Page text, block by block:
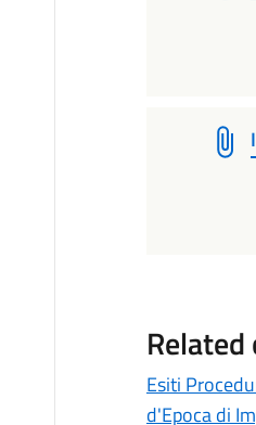
Esiti
d'Epoca di